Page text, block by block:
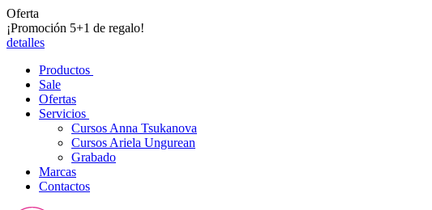
Oferta
¡Promoción 5+1 de regalo!
detalles
Productos
Sale
Ofertas
Servicios
Cursos Anna Tsukanova
Cursos Ariela Ungurean
Grabado
Marcas
Contactos